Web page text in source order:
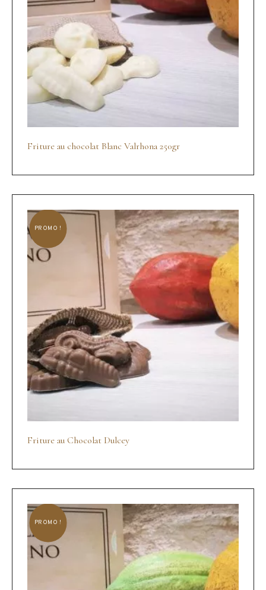
Friture au chocolat Blanc Valrhona 250gr
PROMO !
Friture au Chocolat Dulcey
PROMO !